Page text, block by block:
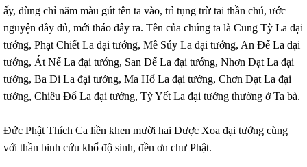
ấy, dùng chỉ năm màu gút tên ta vào, trì tụng trừ tai thần chú, ước
nguyện đầy đủ, mới tháo dây ra. Tên của chúng ta là Cung Tỳ La đại
tướng, Phạt Chiết La đại tướng, Mê Súy La đại tướng, An Để La đại
tướng, Át Nể La đại tướng, San Để La đại tướng, Nhơn Đạt La đại
tướng, Ba Di La đại tướng, Ma Hổ La đại tướng, Chơn Đạt La đại
tướng, Chiêu Đổ La đại tướng, Tỳ Yết La đại tướng thường ở Ta bà.
Đức Phật Thích Ca liền khen mười hai Dược Xoa đại tướng cùng
với thần binh cứu khổ độ sinh, đền ơn chư Phật.